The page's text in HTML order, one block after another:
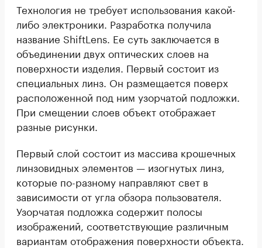
Технология не требует использования какой-
либо электроники. Разработка получила
название ShiftLens. Ее суть заключается в
объединении двух оптических слоев на
поверхности изделия. Первый состоит из
специальных линз. Он размещается поверх
расположенной под ним узорчатой подложки.
При смещении слоев объект отображает
разные рисунки.
Первый слой состоит из массива крошечных
линзовидных элементов — изогнутых линз,
которые по-разному направляют свет в
зависимости от угла обзора пользователя.
Узорчатая подложка содержит полосы
изображений, соответствующие различным
вариантам отображения поверхности объекта.